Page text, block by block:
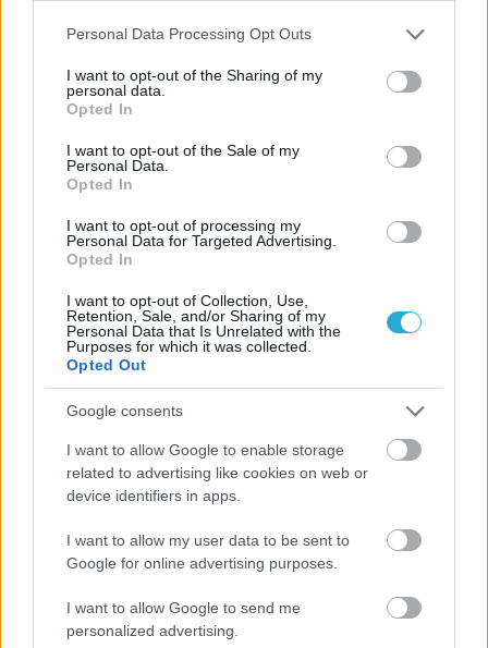
Please note that this website/app uses one or more Google
not limited to your visit or usage behaviour. You may click to
grant or deny consent to Google and its third-party tags to
use your data for below specified purposes in below Google
consent section.
Personal Data Processing Opt Outs
I want to opt-out of the Sharing of my
personal data.
Opted In
I want to opt-out of the Sale of my
Personal Data.
Opted In
I want to opt-out of processing my
Personal Data for Targeted Advertising.
Opted In
I want to opt-out of Collection, Use,
Retention, Sale, and/or Sharing of my
Personal Data that Is Unrelated with the
Purposes for which it was collected.
Opted Out
Google consents
I want to allow Google to enable storage
related to advertising like cookies on web or
device identifiers in apps.
I want to allow my user data to be sent to
Google for online advertising purposes.
I want to allow Google to send me
personalized advertising.